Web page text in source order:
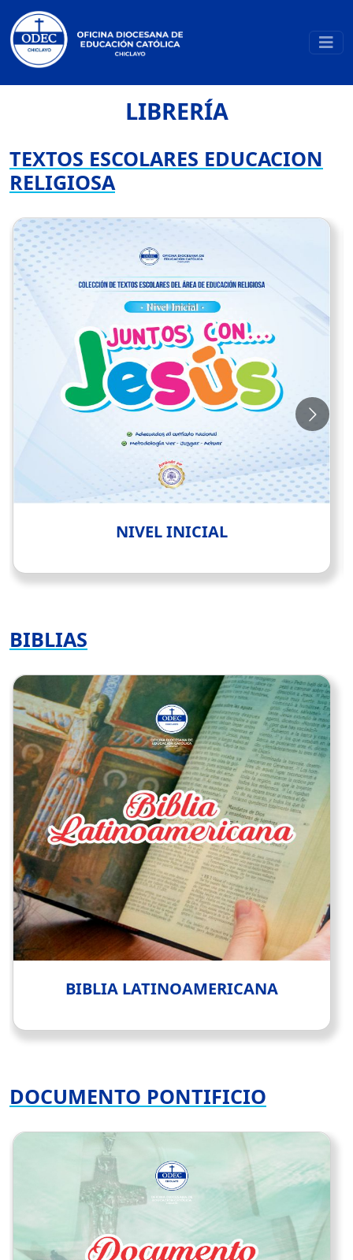
LIBRERÍA
TEXTOS ESCOLARES EDUCACION
RELIGIOSA
NIVEL INICIAL
BIBLIAS
BIBLIA LATINOAMERICANA
DOCUMENTO PONTIFICIO